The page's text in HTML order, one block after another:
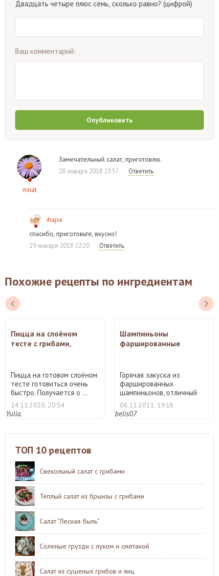
Двадцать четыре плюс семь, сколько равно? (цифрой)
Ваш комментарий:
Опубликовать
mnat
Замечательный салат, приготовлю.
28 января 2018 23:57 Ответить
ihajse
спасибо, приготовьте, вкусно!
29 января 2018 22:20 Ответить
Похожие рецепты по ингредиентам
Пицца на слоёном
тесте с грибами,
Пицца на готовом слоёном
тесте готовиться очень
быстро. Получается о ...
14.11.2020, 20:54
Yulia.
Шампиньоны
фаршированные
Горячая закуска из
фаршированных
шампиньонов, отличный
рецепт постно ...
06.11.2011, 19:18
belis07
ТОП 10 рецептов
Свекольный салат с грибами
Теплый салат из брынзы с грибами
Салат "Лесная быль"
Соленые грузди с луком и сметаной
Салат из сушеных грибов и яиц